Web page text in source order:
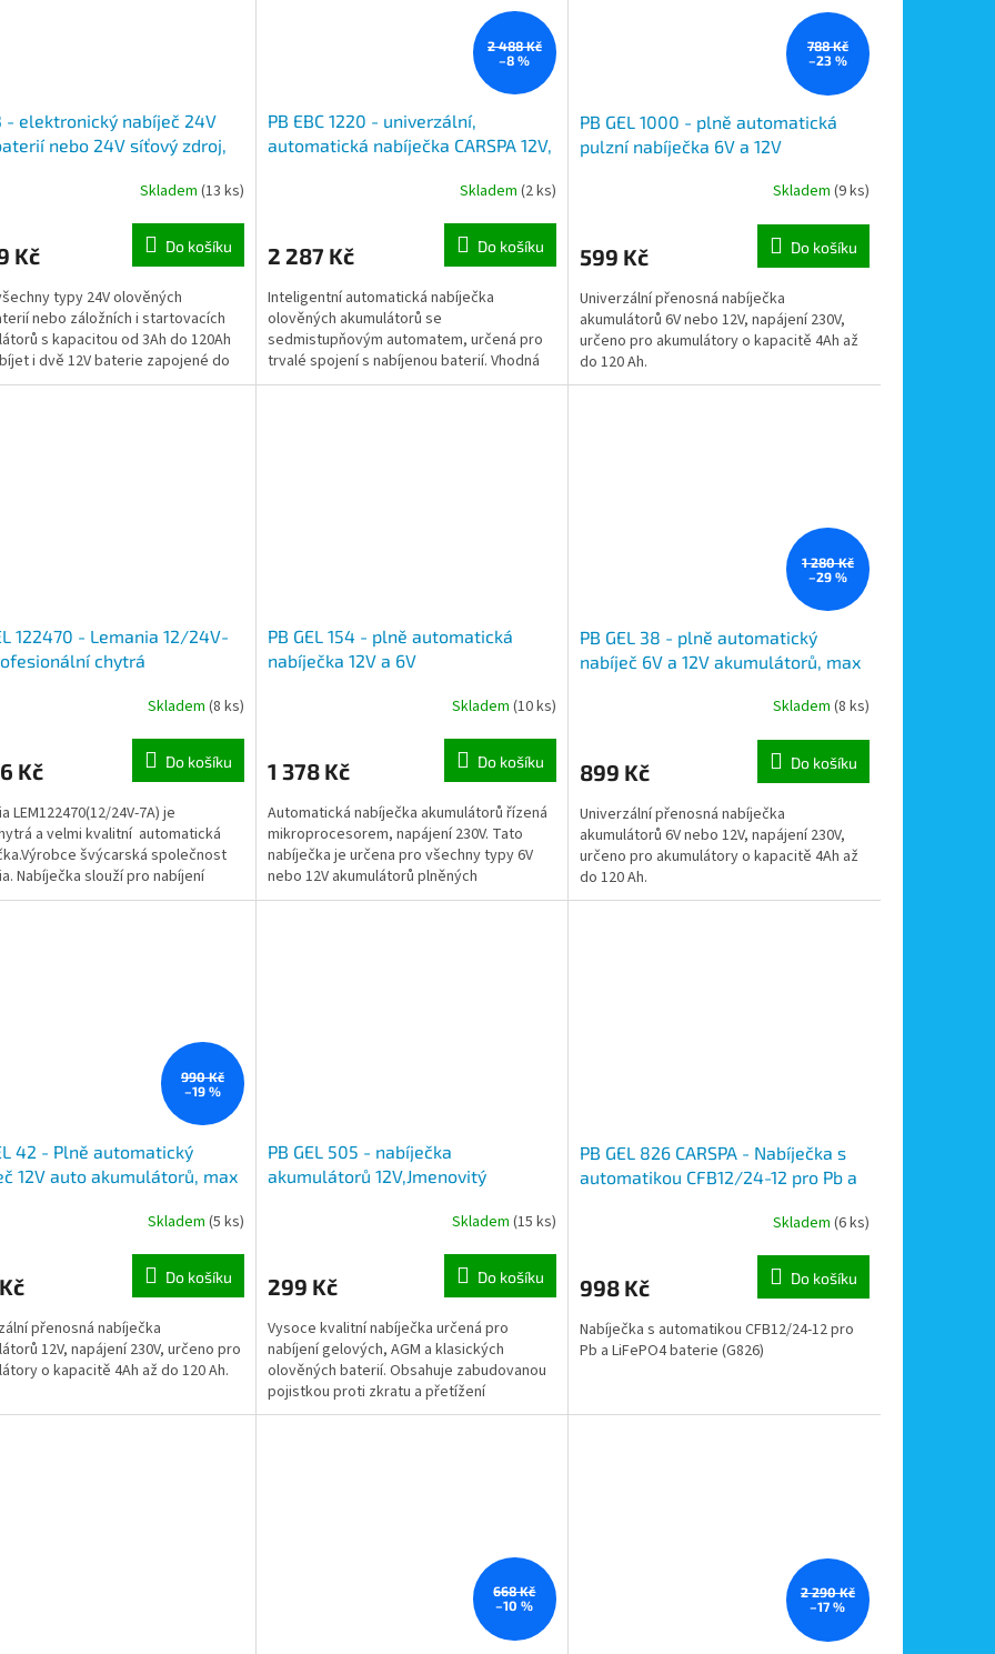
- elektronický nabíječ 24V
nebo 24V síťový zdroj,
Skladem (13 ks)
Kč Do košíku
typy 24V olověných
nebo záložních i startovacích
s kapacitou od 3Ah do 120Ah
i dvě 12V baterie zapojené do
2 488 Kč
–8 %
PB EBC 1220 - univerzální,
automatická nabíječka CARSPA 12V,
Skladem (2 ks)
2 287 Kč Do košíku
Inteligentní automatická nabíječka
olověných akumulátorů se
sedmistupňovým automatem, určená pro
trvalé spojení s nabíjenou baterií. Vhodná
pro záložní zdroje, karavany,...
788 Kč
–23 %
PB GEL 1000 - plně automatická
pulzní nabíječka 6V a 12V
Skladem (9 ks)
599 Kč Do košíku
Univerzální přenosná nabíječka
akumulátorů 6V nebo 12V, napájení 230V,
určeno pro akumulátory o kapacitě 4Ah až
do 120 Ah.
122470 - Lemania 12/24V-
chytrá
Skladem (8 ks)
Kč Do košíku
LEM122470(12/24V-7A) je
a velmi kvalitní automatická
švýcarská společnost
Nabíječka slouží pro nabíjení
PB GEL 154 - plně automatická
nabíječka 12V a 6V
Skladem (10 ks)
1 378 Kč Do košíku
Automatická nabíječka akumulátorů řízená
mikroprocesorem, napájení 230V. Tato
nabíječka je určena pro všechny typy 6V
nebo 12V akumulátorů plněných
elektrolytem (bezúdržbové GEL...
1 280 Kč
–29 %
PB GEL 38 - plně automatický
nabíječ 6V a 12V akumulátorů, max
Skladem (8 ks)
899 Kč Do košíku
Univerzální přenosná nabíječka
akumulátorů 6V nebo 12V, napájení 230V,
určeno pro akumulátory o kapacitě 4Ah až
do 120 Ah.
990 Kč
–19 %
42 - Plně automatický
12V auto akumulátorů, max
Skladem (5 ks)
Do košíku
přenosná nabíječka
12V, napájení 230V, určeno pro
o kapacitě 4Ah až do 120 Ah.
PB GEL 505 - nabíječka
akumulátorů 12V,Jmenovitý
Skladem (15 ks)
299 Kč Do košíku
Vysoce kvalitní nabíječka určená pro
nabíjení gelových, AGM a klasických
olověných baterií. Obsahuje zabudovanou
pojistkou proti zkratu a přetížení
PB GEL 826 CARSPA - Nabíječka s
automatikou CFB12/24-12 pro Pb a
Skladem (6 ks)
998 Kč Do košíku
Nabíječka s automatikou CFB12/24-12 pro
Pb a LiFePO4 baterie (G826)
668 Kč
–10 %
2 290 Kč
–17 %